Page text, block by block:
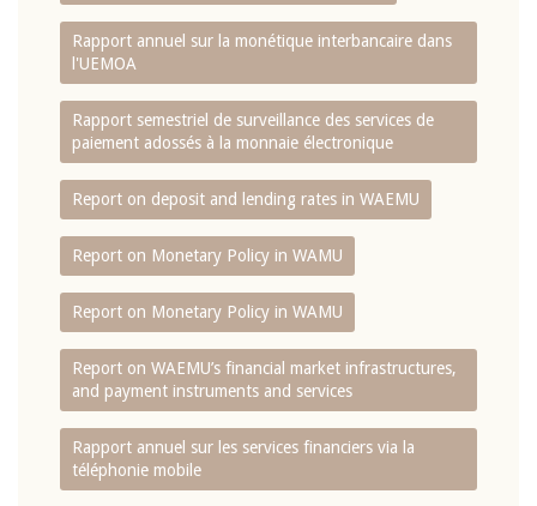
Rapport annuel sur la monétique interbancaire dans
l'UEMOA
Rapport semestriel de surveillance des services de
paiement adossés à la monnaie électronique
Report on deposit and lending rates in WAEMU
Report on Monetary Policy in WAMU
Report on Monetary Policy in WAMU
Report on WAEMU’s financial market infrastructures,
and payment instruments and services
Rapport annuel sur les services financiers via la
téléphonie mobile